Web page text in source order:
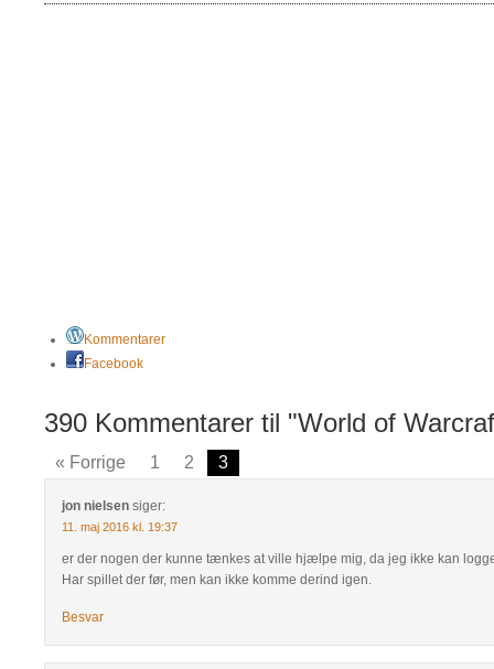
Kommentarer
Facebook
390 Kommentarer til "World of
« Forrige 1 2 3
jon nielsen siger:
11. maj 2016 kl. 19:37
er der nogen der kunne tænkes at ville hjælpe mig, da jeg ikke kan
Har spillet der før, men kan ikke komme derind igen.
Besvar